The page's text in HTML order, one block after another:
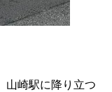
山崎駅に降り立つ